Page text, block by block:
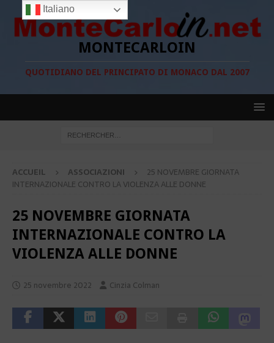
MONTECARLOIN
QUOTIDIANO DEL PRINCIPATO DI MONACO DAL 2007
ACCUEIL ASSOCIAZIONI
25 NOVEMBRE GIORNATA
INTERNAZIONALE CONTRO LA VIOLENZA ALLE DONNE
25 NOVEMBRE GIORNATA
INTERNAZIONALE CONTRO LA
VIOLENZA ALLE DONNE
25 novembre 2022 Cinzia Colman
Italiano